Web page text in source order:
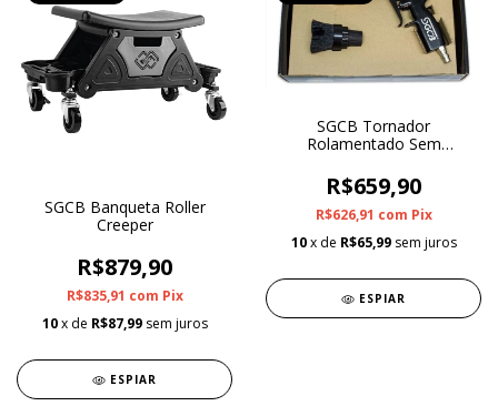
SGCB Banqueta Roller
Creeper
R$879,90
R$835,91 com Pix
10 x de R$87,99 sem juros
ESPIAR
SGCB Tornador
Rolamentado Sem
R$659,90
R$626,91 com Pix
10 x de R$65,99 sem juros
ESPIAR